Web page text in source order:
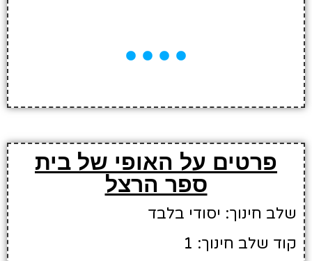
פרטים על האופי של בית
ספר הרצל
שלב חינוך: יסודי בלבד
קוד שלב חינוך: 1